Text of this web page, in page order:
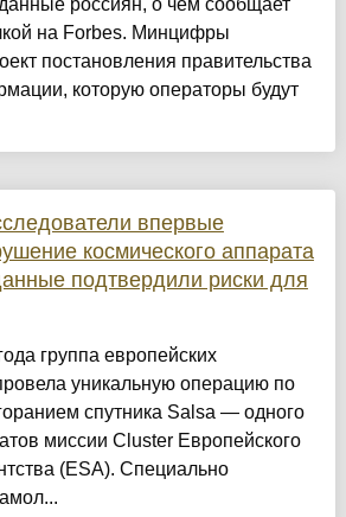
россиян, о чем сообщает
на Forbes. Минцифры
постановления правительства
которую операторы будут
впервые
космического аппарата
подтвердили риски для
группа европейских
уникальную операцию по
спутника Salsa — одного
миссии Cluster Европейского
(ESA). Специально